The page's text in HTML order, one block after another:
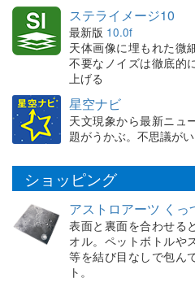
ステライメージ10
最新版 10.0f
天体画像に埋もれた微
不要なノイズは徹底的
上げる
星空ナビ
天文現象から最新ニュ
題がうかぶ。不思議が
ショッピング
アストロアーツ く
表面と裏面を合わせる
オル。ペットボトルや
等を結び目なしで包ん
ト。